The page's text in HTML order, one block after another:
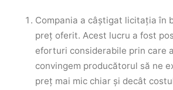
Compania a câștigat licitația în
preț oferit. Acest lucru a fost
eforturi considerabile prin care
convingem producătorul să ne
preț mai mic chiar și decât